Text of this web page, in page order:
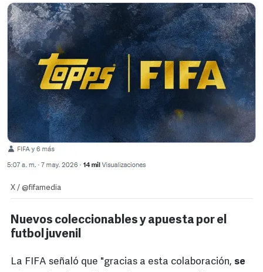
X / @fifamedia
Nuevos coleccionables y apuesta por el
futbol juvenil
La FIFA señaló que "gracias a esta colaboración, se